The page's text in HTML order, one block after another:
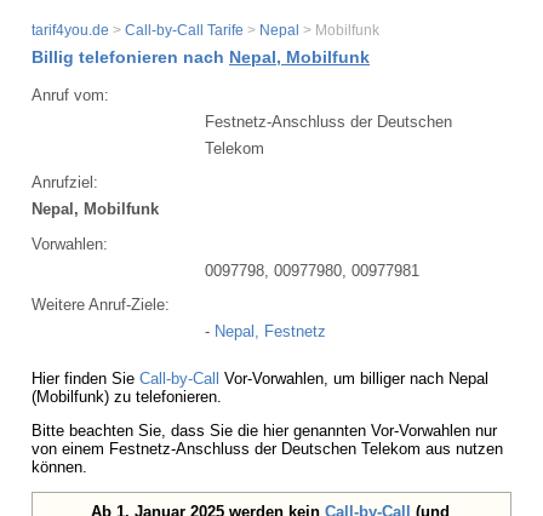
tarif4you.de > Call-by-Call Tarife > Nepal > Mobilfunk
Billig telefonieren nach Nepal, Mobilfunk
Anruf vom:
Festnetz-Anschluss der Deutschen
Telekom
Anrufziel:
Nepal, Mobilfunk
Vorwahlen:
0097798, 00977980, 00977981
Weitere Anruf-Ziele:
- Nepal, Festnetz
Hier finden Sie Call-by-Call Vor-Vorwahlen, um billiger nach Nepal
(Mobilfunk) zu telefonieren.
Bitte beachten Sie, dass Sie die hier genannten Vor-Vorwahlen nur
von einem Festnetz-Anschluss der Deutschen Telekom aus nutzen
können.
Ab 1. Januar 2025 werden kein Call-by-Call (und